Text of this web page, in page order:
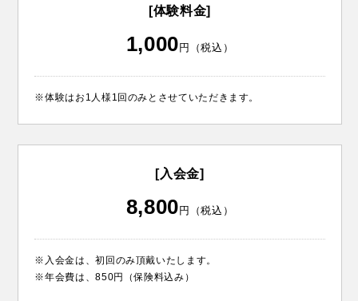
[体験料金]
1,000円（税込）
※体験はお1人様1回のみとさせていただきます。
[入会金]
8,800円（税込）
※入会金は、初回のみ頂戴いたします。
※年会費は、850円（保険料込み）